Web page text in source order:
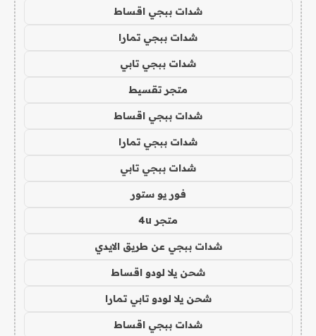
شدات ببجي اقساط
شدات ببجي تمارا
شدات ببجي تابي
متجر تقسيط
شدات ببجي اقساط
شدات ببجي تمارا
شدات ببجي تابي
فور يو ستور
متجر 4u
شدات ببجي عن طريق الايدي
شحن يلا لودو اقساط
شحن يلا لودو تابي تمارا
شدات ببجي اقساط